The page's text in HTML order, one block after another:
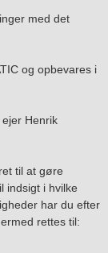
med det
og opbevares i
ejer Henrik
til at gøre
indsigt i hvilke
har du efter
rettes til: